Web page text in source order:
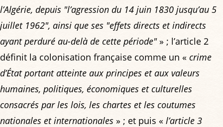
l’Algérie, depuis "l’agression du 14 juin 1830 jusqu’au 5
juillet 1962", ainsi que ses "effets directs et indirects
ayant perduré au-delà de cette période"» ; l’article 2
définit la colonisation française comme un « crime
d’État portant atteinte aux principes et aux valeurs
humaines, politiques, économiques et culturelles
consacrés par les lois, les chartes et les coutumes
nationales et internationales » ; et puis « l’article 3